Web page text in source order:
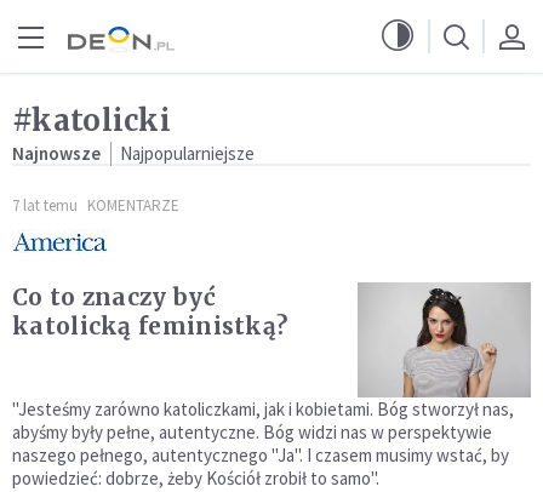
#katolicki
Najnowsze Najpopularniejsze
7 lat temu KOMENTARZE
Co to znaczy być
katolicką feministką?
"Jesteśmy zarówno katoliczkami, jak i kobietami. Bóg stworzył nas,
abyśmy były pełne, autentyczne. Bóg widzi nas w perspektywie
naszego pełnego, autentycznego "Ja". I czasem musimy wstać, by
powiedzieć: dobrze, żeby Kościół zrobił to samo".